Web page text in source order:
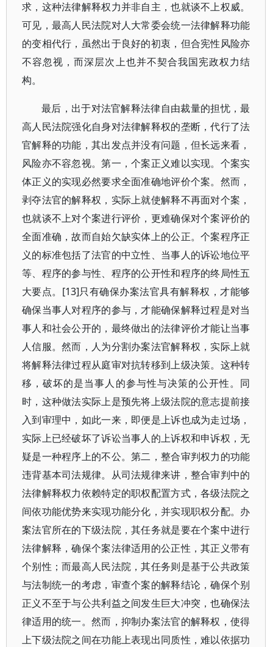
求，这种法律解释权力并非自主，也就谈不上权威。
可见，最高人民法院对人大常委会统一法律解释功能
的变相代行，虽然出于良好的初衷，但合宪性风险亦
不容忽视，而深层次上也并不契合我国宪政权力结
构。
最后，出于对法官解释法律自由裁量的担忧，最
高人民法院强化自身对法律解释权的垄断，代行了法
官解释的功能，其出发点并没有问题，但长远来看，
风险亦不容忽视。第一，个案正义难以实现。个案实
体正义的实现必然要求全面准确地评价个案。然而，
剥夺法官的解释权，实际上就使解释不再面对个案，
也就谈不上对个案进行评价，更难确保对个案评价的
全面准确，故而自始欠缺实体上的公正。个案程序正
义的标准包括了法官的中立性、当事人的诉讼地位平
等、程序的参与性、程序的公开性和程序的终局性五
大要点。[13]只有确保办案法官具有解释权，才能够
确保当事人对程序的参与，才能确保解释过程是对当
事人和社会公开的，最终做出的法律评价才能让当事
人信服。然而，人为分割办案法官解释权，实际上就
将解释法律过程从庭审对抗转移到上级决策。这种转
移，破坏的是当事人的参与性与决策的公开性。同
时，这种做法实际上是预先将上级法院的意志提前接
入到审理中，如此一来，即便是上诉也成为走过场，
实际上已经破坏了诉讼当事人的上诉权和申诉权，无
疑是一种程序上的不公。第二，整合审判权力的功能
违背基本司法规律。从司法规律来讲，整合审判中的
法律解释权力依赖特定的职权配置方式，各级法院之
间依功能优势来实现功能分化，并实现职权分配。办
案法官所在的下级法院，其任务就是要在个案中进行
法律解释，确保个案法律适用的公正性，其正义带有
个别性；而最高人民法院，其任务则是基于公共政策
与法制统一的考虑，审查个案的解释结论，确保个别
正义不至于与公共利益之间发生巨大冲突，也确保法
律适用的统一。然而，抑制办案法官的解释权，使得
上下级法院之间在功能上表现出同质性，难以依据功